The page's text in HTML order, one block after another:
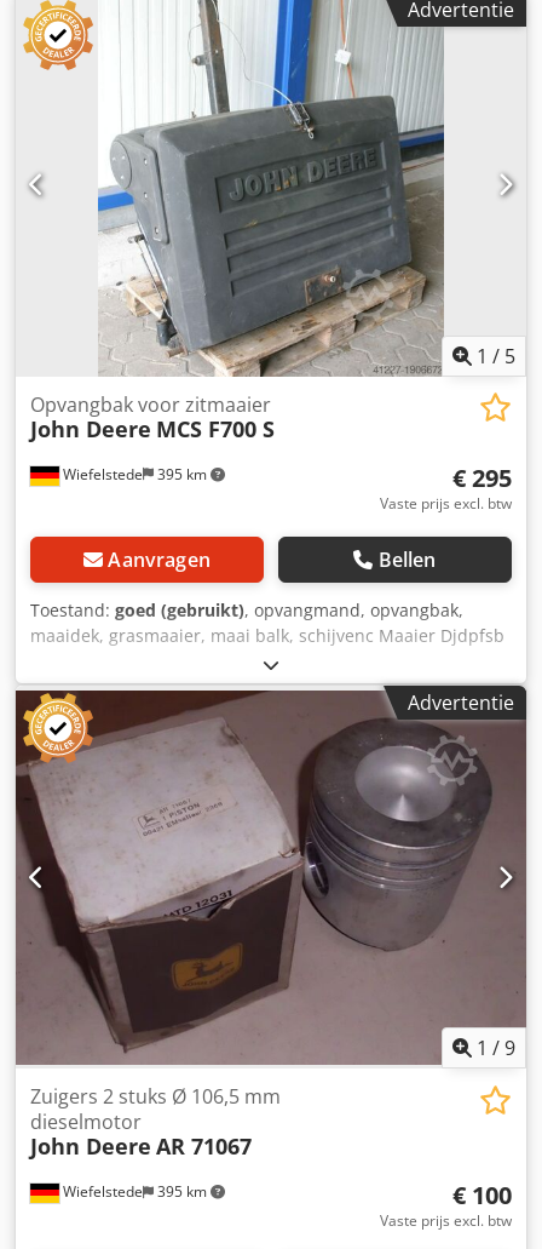
Advertentie
1 / 5
Wiefelstede 395 km
Opvangbak voor zitmaaier
John Deere MCS F700 S
€ 295
Vaste prijs excl. btw
Aanvragen Bellen
Toestand: goed (gebruikt), opvangmand, opvangbak,
maaidek, grasmaaier, maai balk, schijvenc Maaier Djdpfsb
Ig Uusx Adrokr -zonder ventilator -voor zij-uitworp -
afmetingen: 1500/800/H1400 mm -gewicht: 100 kg
Advertentie
1 /9
Wiefelstede 395 km
Zuigers 2 stuks Ø 106,5 mm
dieselmotor
John Deere AR 71067
€ 100
Vaste prijs excl. btw